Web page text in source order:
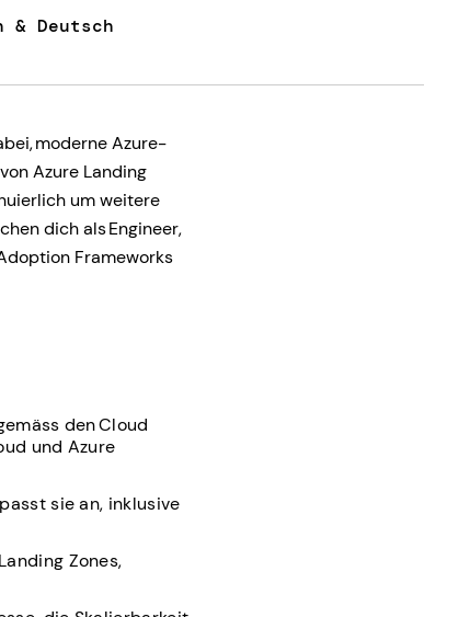
& Deutsch
moderne Azure-
Azure Landing
um weitere
dich als Engineer,
Frameworks
den Cloud
und Azure
sie an, inklusive
Zones,